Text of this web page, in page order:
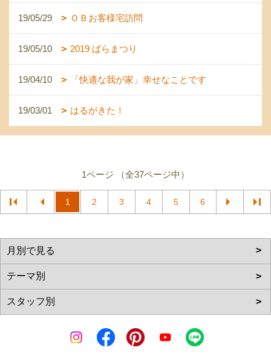
19/05/29 ＯＢお客様宅訪問
19/05/10 2019 ばらまつり
19/04/10 「快適な我が家」幸せなことです
19/03/01 はるがきた！
1ページ （全37ページ中）
1 2 3 4 5 6